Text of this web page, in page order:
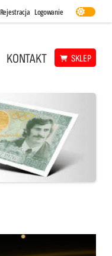
Rejestracja Logowanie
KONTAKT SKLEP